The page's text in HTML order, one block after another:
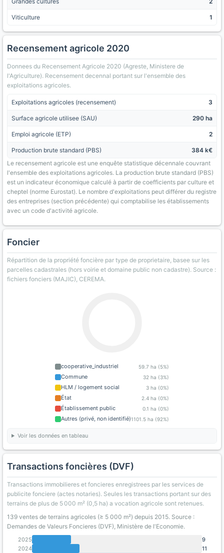
Viticulture 1
Recensement agricole 2020
Donnees du Recensement Agricole 2020 (Agreste, Ministere de
l'Agriculture). Recensement decennal portant sur l'ensemble des
exploitations agricoles.
Exploitations agricoles (recensement) 3
Surface agricole utilisee (SAU) 290 ha
Emploi agricole (ETP) 2
Production brute standard (PBS)
384 k€
Le recensement agricole est une enquête statistique décennale couvrant
l'ensemble des exploitations agricoles. La production brute standard (PBS)
est un indicateur économique calculé à partir de coefficients par culture et
cheptel (norme Eurostat). Le nombre d'exploitations peut différer du registre
des entreprises (section précédente) qui comptabilise les établissements
avec un code d'activité agricole.
Foncier
Répartition de la propriété foncière par type de proprietaire, basee sur les
parcelles cadastrales (hors voirie et domaine public non cadastre). Source :
fichiers fonciers (MAJIC), CEREMA.
cooperative_industriel 59.7 ha (5%)
Commune 32 ha (3%)
HLM / logement social 3 ha (0%)
État 2.4 ha (0%)
Établissement public 0.1 ha (0%)
Autres (privé, non identifié)1101.5 ha (92%)
Voir les données en tableau
Transactions foncières (DVF)
Transactions immobilieres et foncieres enregistrees par les services de
publicite fonciere (actes notaries). Seules les transactions portant sur des
terrains de plus de 5 000 m² (0,5 ha) a vocation agricole sont retenues.
139 ventes de terrains agricoles (≥ 5 000 m²) depuis 2015. Source :
Demandes de Valeurs Foncieres (DVF), Ministère de l'Economie.
2025
9
2024
11